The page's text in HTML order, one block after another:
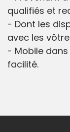
qualifiés et
- Dont les
avec les
- Mobile dans
facilité.